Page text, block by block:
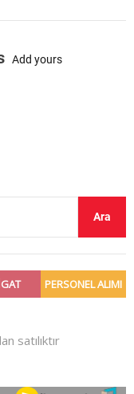
Add yours
Ara